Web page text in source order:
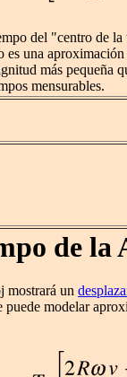
del "centro de
es una
más pequeña
mensurables.
de la
mostrará un
modelar